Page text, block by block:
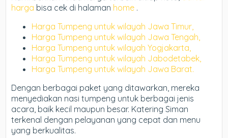
harga bisa cek di halaman home .
Harga Tumpeng untuk wilayah Jawa Timur,
Harga Tumpeng untuk wilayah Jawa Tengah,
Harga Tumpeng untuk wilayah Yogjakarta,
Harga Tumpeng untuk wilayah Jabodetabek,
Harga Tumpeng untuk wilayah Jawa Barat.
Dengan berbagai paket yang ditawarkan, mereka
menyediakan nasi tumpeng untuk berbagai jenis
acara, baik kecil maupun besar. Katering Siman
terkenal dengan pelayanan yang cepat dan menu
yang berkualitas.